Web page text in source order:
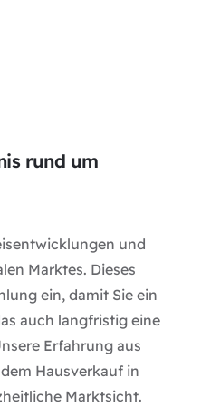
rund um
und
Marktes. Dieses
ein, damit Sie ein
auch langfristig eine
Erfahrung aus
Hausverkauf in
Marktsicht.